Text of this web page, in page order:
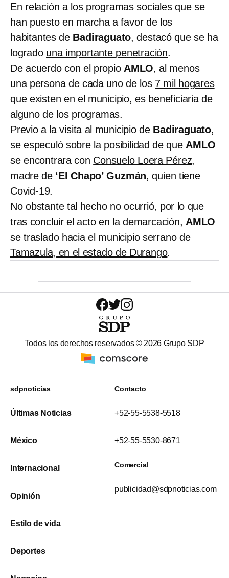
En relación a los programas sociales que se
han puesto en marcha a favor de los
habitantes de Badiraguato, destacó que se ha
logrado una importante penetración.
De acuerdo con el propio AMLO, al menos
una persona de cada uno de los 7 mil hogares
que existen en el municipio, es beneficiaria de
alguno de los programas.
Previo a la visita al municipio de Badiraguato,
se especuló sobre la posibilidad de que AMLO
se encontrara con Consuelo Loera Pérez,
madre de ‘El Chapo’ Guzmán, quien tiene
Covid-19.
No obstante tal hecho no ocurrió, por lo que
tras concluir el acto en la demarcación, AMLO
se traslado hacia el municipio serrano de
Tamazula, en el estado de Durango.
Todos los derechos reservados © 2026 Grupo SDP
sdpnoticias
Últimas Noticias
México
Internacional
Opinión
Estilo de vida
Deportes
Contacto
+52-55-5538-5518
+52-55-5530-8671
Comercial
publicidad@sdpnoticias.com